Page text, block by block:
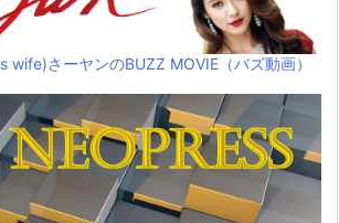
wife)さーヤンのBUZZ MOVIE（バズ動画）